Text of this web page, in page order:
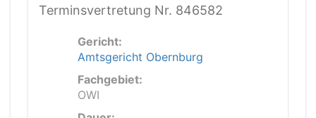
Terminsvertretung Nr. 846582
Gericht:
Amtsgericht Obernburg
Fachgebiet:
OWI